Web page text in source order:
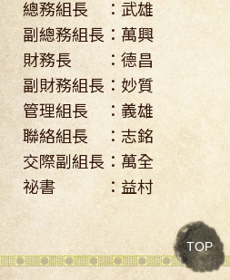
總務組長 ：武雄
副總務組長：萬興
財務長 ：德昌
副財務組長：妙質
管理組長 ：義雄
聯絡組長 ：志銘
交際副組長：萬全
祕書 ：益村
TOP